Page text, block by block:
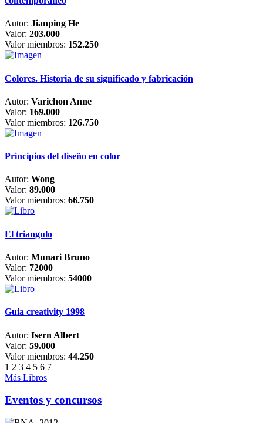
Autor: Jianping He
Valor: 203.000
Valor miembros: 152.250
Colores. Historia de su significado y fabricación
Autor: Varichon Anne
Valor: 169.000
Valor miembros: 126.750
Principios del diseño en color
Autor: Wong
Valor: 89.000
Valor miembros: 66.750
El triangulo
Autor: Munari Bruno
Valor: 72000
Valor miembros: 54000
Guia creativity 1998
Autor: Isern Albert
Valor: 59.000
Valor miembros: 44.250
1 2 3 4 5 6 7
Más Libros
Eventos y concursos